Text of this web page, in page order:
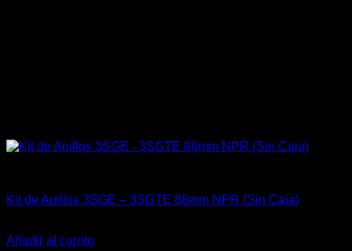
Kit de Anillos 3SGE – 3SGTE 86mm NPR (Sin Caja)
precio
Añadir al carrito